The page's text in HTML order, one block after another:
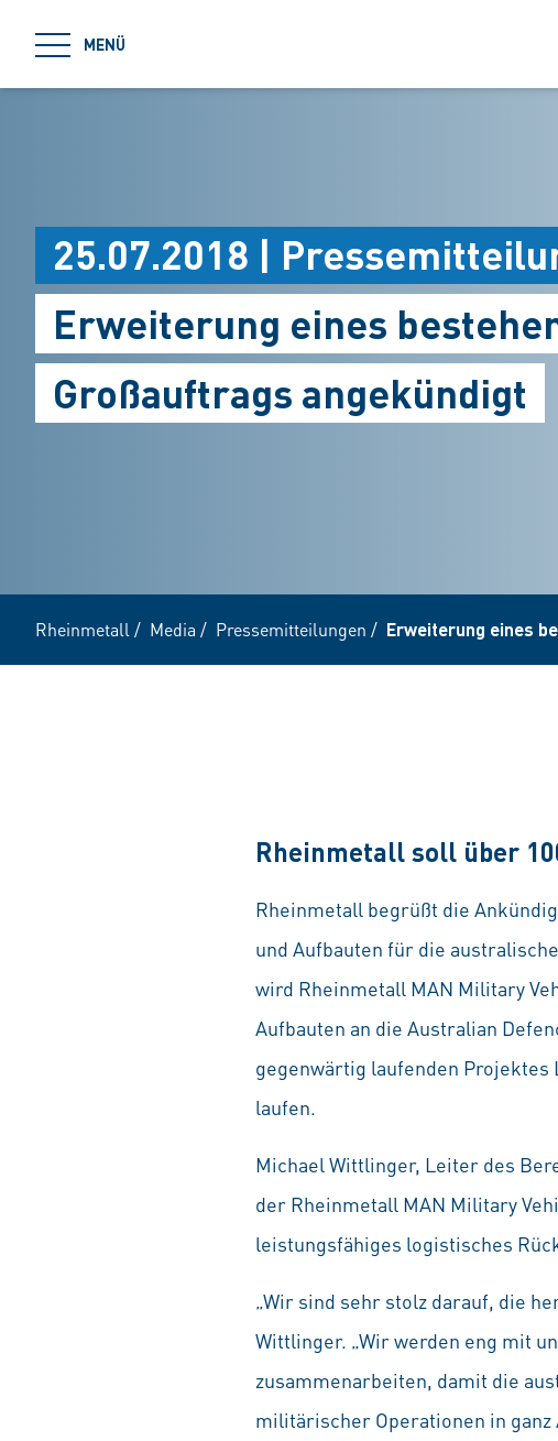
MENÜ
25.07.2018 |
Erweiterung eines
Großauftrags angekündigt
Rheinmetall / Media / Pressemitteilungen / Erweiterung eines
Rheinmetall soll über
Rheinmetall begrüßt die
und Aufbauten für die
wird Rheinmetall MAN Military
Aufbauten an die Australian
gegenwärtig laufenden Projektes
laufen.
Michael Wittlinger, Leiter des
der Rheinmetall MAN Military
leistungsfähiges logistisches
„Wir sind sehr stolz darauf, die
Wittlinger. „Wir werden eng mit
zusammenarbeiten, damit die
militärischer Operationen in